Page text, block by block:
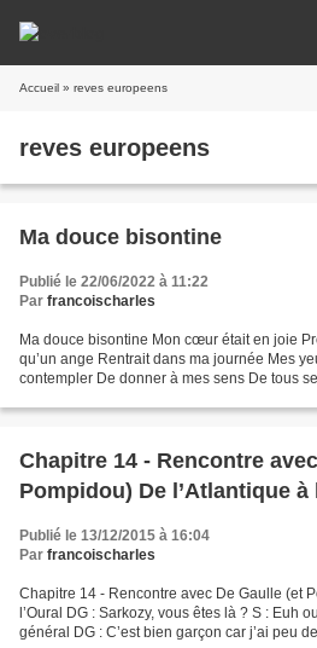
Accueil » reves europeens
reves europeens
Ma douce bisontine
Publié le 22/06/2022 à 11:22
Par francoischarles
Ma douce bisontine Mon cœur était en joie
qu’un ange Rentrait dans ma journée Mes
contempler De donner à mes sens De tous
Chapitre 14 - Rencontre
Pompidou) De l’Atlantique à
Publié le 13/12/2015 à 16:04
Par francoischarles
Chapitre 14 - Rencontre avec De Gaulle (et
l’Oural DG : Sarkozy, vous êtes là ? S : Euh
général DG : C’est bien garçon car j’ai peu